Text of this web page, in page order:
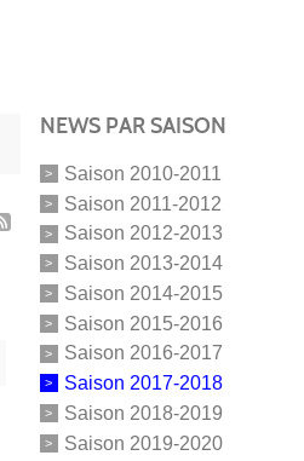
NEWS PAR SAISON
Saison 2010-2011
Saison 2011-2012
Saison 2012-2013
Saison 2013-2014
Saison 2014-2015
Saison 2015-2016
Saison 2016-2017
Saison 2017-2018
Saison 2018-2019
Saison 2019-2020